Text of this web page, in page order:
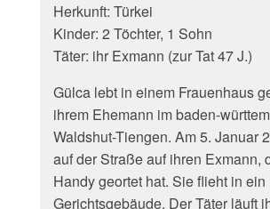
Herkunft: Türkei
Kinder: 2 Töchter, 1 Sohn
Täter: ihr Exmann (zur Tat 47 J.)
Gülca lebt in einem Frauenhaus
ihrem Ehemann im baden-
Waldshut-Tiengen. Am 5. Januar
auf der Straße auf ihren Exmann,
Handy geortet hat. Sie flieht in ein
Gerichtsgebäude. Der Täter läuft